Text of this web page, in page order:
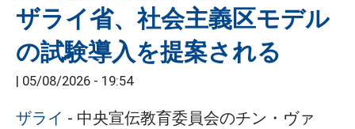
ザライ省、社会主義区モデル
の試験導入を提案される
| 05/08/2026 - 19:54
ザライ - 中央宣伝教育委員会のチン・ヴァ